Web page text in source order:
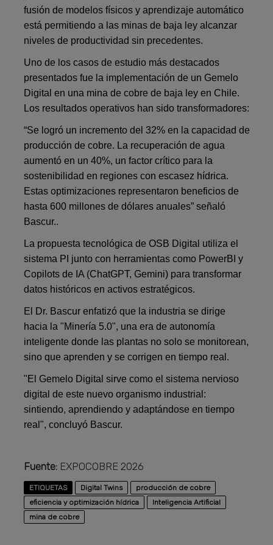
fusión de modelos físicos y aprendizaje automático
está permitiendo a las minas de baja ley alcanzar
niveles de productividad sin precedentes.
Uno de los casos de estudio más destacados
presentados fue la implementación de un Gemelo
Digital en una mina de cobre de baja ley en Chile.
Los resultados operativos han sido transformadores:
“Se logró un incremento del 32% en la capacidad de
producción de cobre. La recuperación de agua
aumentó en un 40%, un factor crítico para la
sostenibilidad en regiones con escasez hídrica.
Estas optimizaciones representaron beneficios de
hasta 600 millones de dólares anuales” señaló
Bascur..
La propuesta tecnológica de OSB Digital utiliza el
sistema PI junto con herramientas como PowerBI y
Copilots de IA (ChatGPT, Gemini) para transformar
datos históricos en activos estratégicos.
El Dr. Bascur enfatizó que la industria se dirige
hacia la "Minería 5.0", una era de autonomía
inteligente donde las plantas no solo se monitorean,
sino que aprenden y se corrigen en tiempo real.
"El Gemelo Digital sirve como el sistema nervioso
digital de este nuevo organismo industrial:
sintiendo, aprendiendo y adaptándose en tiempo
real", concluyó Bascur.
Fuente: EXPOCOBRE 2026
ETIQUETAS Digital Twins
producción de cobre
eficiencia y optimización hídrica
Inteligencia Artificial
mina de cobre